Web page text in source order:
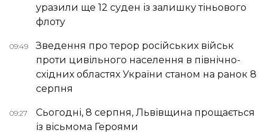
уразили ще 12 суден із залишку тіньового
флоту
09:49
Зведення про терор російських військ
проти цивільного населення в північно-
східних областях України станом на ранок 8
серпня
09:27
Сьогодні, 8 серпня, Львівщина прощається
із вісьмома Героями